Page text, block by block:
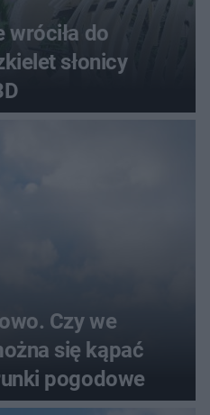
wróciła do
słonicy
Czy we
się kąpać
pogodowe